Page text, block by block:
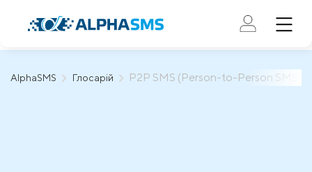
AlphaSMS Глосарій P2P SMS (Person-to-Person SMS)